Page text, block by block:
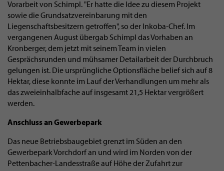
Vorarbeit von Schimpl. "Er hatte die Idee zu diesem Projekt
sowie die Grundsatzvereinbarung mit den
Liegenschaftsbesitzern getroffen", so der Inkoba-Chef. Im
vergangenen August übergab Schimpl das Vorhaben an
Kronberger, dem jetzt mit seinem Team in vielen
Gesprächsrunden und mühsamer Detailarbeit der Durchbruch
gelungen ist. Die ursprüngliche Optionsfläche belief sich auf 8
Hektar, diese konnte im Lauf der Verhandlungen um mehr als
das zweieinhalbfache auf insgesamt 21,5 Hektar vergrößert
werden.
Anschluss an Gewerbepark
Das neue Betriebsbaugebiet grenzt im Süden an den
Gewerbepark Vorchdorf an und wird im Norden von der
Pettenbacher-Landesstraße auf Höhe der Zufahrt zur